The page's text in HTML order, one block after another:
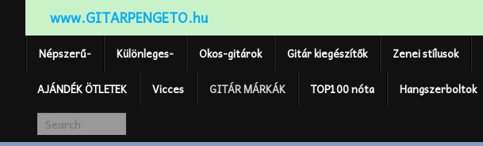
www.GITARPENGETO.hu
Népszerű- Különleges- Okos-gitárok Gitár kiegészítők Zenei stílusok
AJÁNDÉK ÖTLETEK Vicces GITÁR MÁRKÁK TOP100 nóta Hangszerboltok